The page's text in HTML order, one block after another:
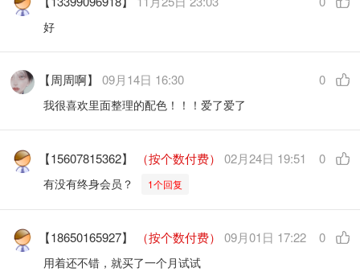
好
【周周啊】09月14日 16:30 0
我很喜欢里面整理的配色！！！爱了爱了
【15607815362】 （按个数付费） 02月24日 19:51 0
有没有终身会员？ 1个回复
【18650165927】 （按个数付费） 09月01日 17:22 0
用着还不错，就买了一个月试试